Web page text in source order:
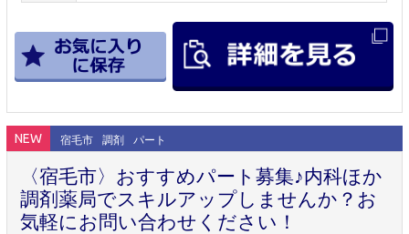
NEW 宿毛市 調剤 パート
〈宿毛市〉おすすめパート募集♪内科ほか
調剤薬局でスキルアップしませんか？お
気軽にお問い合わせください！